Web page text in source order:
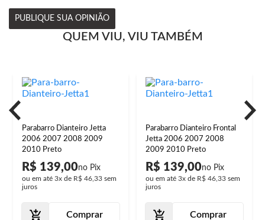
PUBLIQUE SUA OPINIÃO
QUEM VIU, VIU TAMBÉM
Parabarro Dianteiro Jetta
2006 2007 2008 2009
2010 Preto
R$ 139,00
ou em até 3x de R$ 46,33 sem
juros
Comprar
Parabarro Dianteiro Frontal
Jetta 2006 2007 2008
2009 2010 Preto
R$ 139,00
ou em até 3x de R$ 46,33 sem
juros
Comprar